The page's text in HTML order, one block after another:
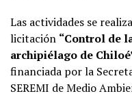
Las actividades se
licitación “Control de
archipiélago de
financiada por la
SEREMI de Medio